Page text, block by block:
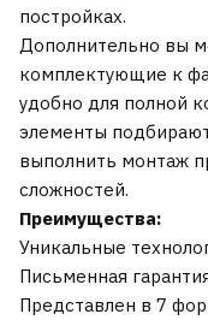
постройках.
Дополнительно вы
комплектующие к
удобно для полной
элементы
выполнить монтаж
сложностей.
Преимущества:
Уникальные
Письменная
Представлен в 7